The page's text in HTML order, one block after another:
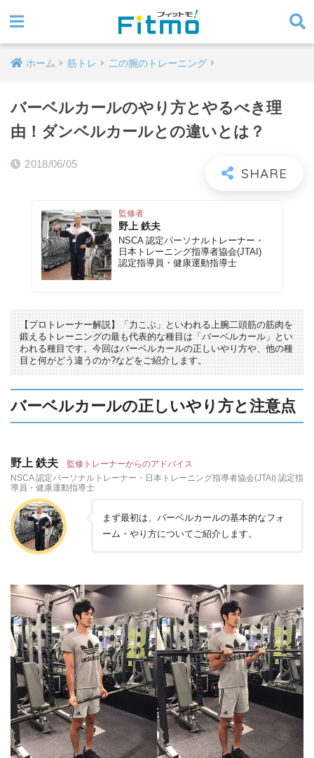
ホーム 筋トレ 二の腕のトレーニング
バーベルカールのやり方とやるべき理
由！ダンベルカールとの違いとは？
2018/06/05
監修者
野上 鉄夫
NSCA 認定パーソナルトレーナー・
日本トレーニング指導者協会(JTAI)
認定指導員・健康運動指導士
【プロトレーナー解説】「力こぶ」といわれる上腕二頭筋の筋肉を
鍛えるトレーニングの最も代表的な種目は「バーベルカール」とい
われる種目です。今回はバーベルカールの正しいやり方や、他の種
目と何がどう違うのか?などをご紹介します。
バーベルカールの正しいやり方と注意点
野上 鉄夫 監修トレーナーからのアドバイス
NSCA 認定パーソナルトレーナー・日本トレーニング指導者協会(JTAI) 認定指
導員・健康運動指導士
まず最初は、バーベルカールの基本的なフォ
ーム・やり方についてご紹介します。